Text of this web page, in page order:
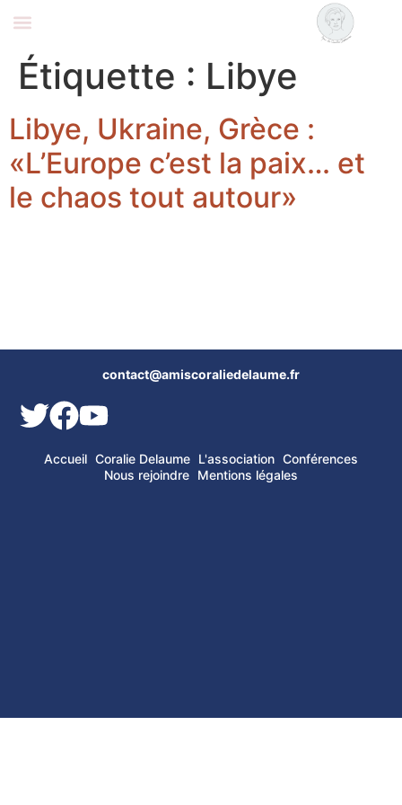
Étiquette : Libye
Libye, Ukraine, Grèce :
«L’Europe c’est la paix… et
le chaos tout autour»
contact@amiscoraliedelaume.fr
Accueil Coralie Delaume L'association Conférences
Nous rejoindre Mentions légales